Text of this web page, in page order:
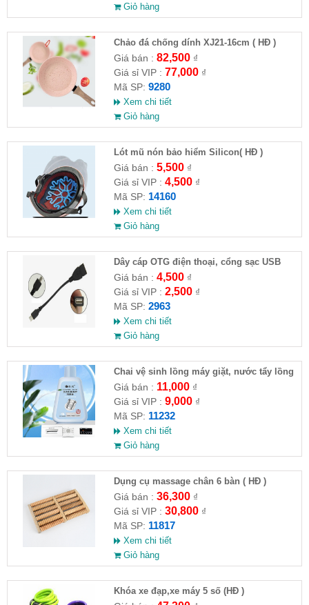
Giỏ hàng
Chảo đá chống dính XJ21-16cm ( HĐ )
Giá bán : 82,500₫
Giá sỉ VIP : 77,000₫
Mã SP: 9280
Xem chi tiết
Giỏ hàng
Lót mũ nón bảo hiểm Silicon( HĐ )
Giá bán : 5,500₫
Giá sỉ VIP : 4,500₫
Mã SP: 14160
Xem chi tiết
Giỏ hàng
Dây cáp OTG điện thoại, cổng sạc USB
Giá bán : 4,500₫
Giá sỉ VIP : 2,500₫
Mã SP: 2963
Xem chi tiết
Giỏ hàng
Chai vệ sinh lồng máy giặt, nước tẩy lồng
máy giặt CLEANING FLUID
Giá bán : 11,000₫
Giá sỉ VIP : 9,000₫
Mã SP: 11232
Xem chi tiết
Giỏ hàng
Dụng cụ massage chân 6 bàn ( HĐ )
Giá bán : 36,300₫
Giá sỉ VIP : 30,800₫
Mã SP: 11817
Xem chi tiết
Giỏ hàng
Khóa xe đạp,xe máy 5 số (HĐ )